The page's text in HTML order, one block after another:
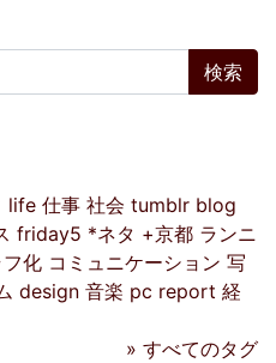
life 仕事 社会 tumblr blog
friday5 *ネタ +京都 ランニ
化 コミュニケーション 写
design 音楽 pc report 経
» すべてのタグ